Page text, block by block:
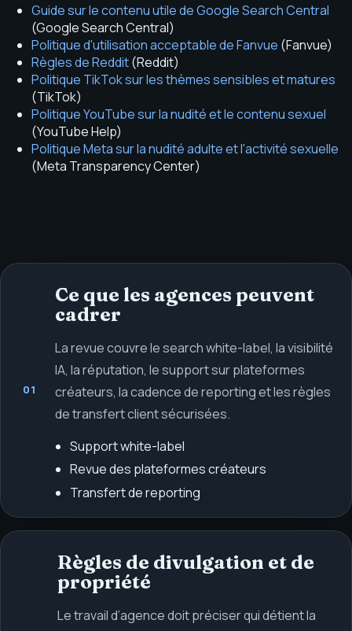
Guide sur le contenu utile de Google Search Central
(Google Search Central)
Politique d'utilisation acceptable de Fanvue (Fanvue)
Règles de Reddit(Reddit)
Politique TikTok sur les thèmes sensibles et matures
(TikTok)
Politique YouTube sur la nudité et le contenu sexuel
(YouTube Help)
Politique Meta sur la nudité adulte et l'activité sexuelle
(Meta Transparency Center)
01
Ce que les agences peuvent
cadrer
La revue couvre le search white-label, la visibilité
IA, la réputation, le support sur plateformes
créateurs, la cadence de reporting et les règles
de transfert client sécurisées.
Support white-label
Revue des plateformes créateurs
Transfert de reporting
Règles de divulgation et de
propriété
Le travail d’agence doit préciser qui détient la